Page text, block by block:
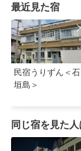
最近見た宿
民宿うりずん＜石
垣島＞
同じ宿を見た